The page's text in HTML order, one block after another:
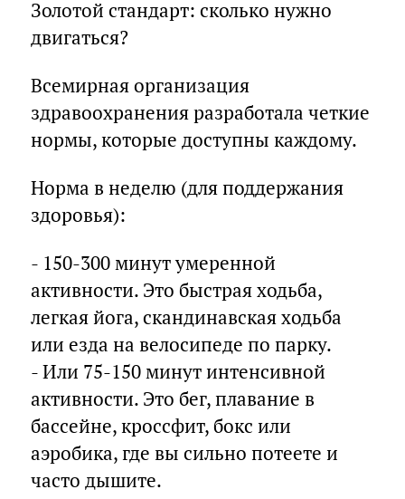
Золотой стандарт: сколько нужно
двигаться?
Всемирная организация
здравоохранения разработала четкие
нормы, которые доступны каждому.
Норма в неделю (для поддержания
здоровья):
- 150-300 минут умеренной
активности. Это быстрая ходьба,
легкая йога, скандинавская ходьба
или езда на велосипеде по парку.
- Или 75-150 минут интенсивной
активности. Это бег, плавание в
бассейне, кроссфит, бокс или
аэробика, где вы сильно потеете и
часто дышите.